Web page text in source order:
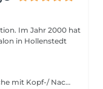
hat
in Hollenstedt
individuelle Beratung, Verwöhnhaarwäsche mit Kopf-/ Nacken- / Rückenmassage, Typgerechter Haarschnitt